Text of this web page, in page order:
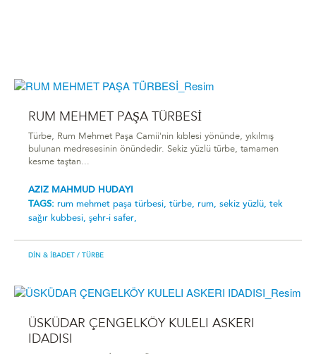
RUM MEHMET PAŞA TÜRBESİ
Türbe, Rum Mehmet Paşa Camii'nin kıblesi yönünde, yıkılmış
bulunan medresesinin önündedir. Sekiz yüzlü türbe, tamamen
kesme taştan...
AZIZ MAHMUD HUDAYI
TAGS: rum mehmet paşa türbesi̇, türbe, rum, sekiz yüzlü, tek
sağır kubbesi, şehr-i safer,
DIN & İBADET / TÜRBE
ÜSKÜDAR ÇENGELKÖY KULELI ASKERI
IDADISI